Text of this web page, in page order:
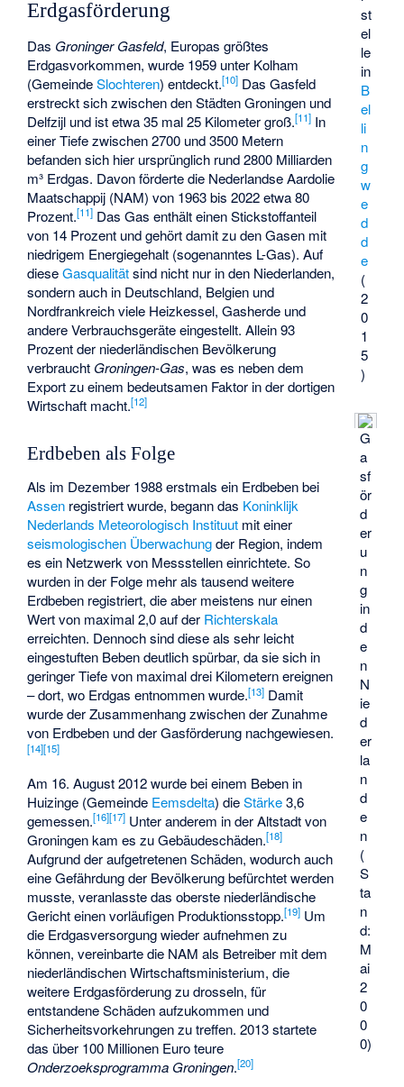
st
el
le
in
B
el
li
n
g
w
e
d
d
e
(
2
0
1
5
)
Erdgasförderung
G
a
sf
ör
d
er
u
n
g
in
d
e
n
N
ie
d
er
la
n
d
e
n
(
S
ta
n
d:
M
ai
2
0
0
0)
Das Groninger Gasfeld, Europas größtes
Erdgasvorkommen, wurde 1959 unter Kolham
(GemeindeSlochteren) entdeckt.[10] Das Gasfeld
erstreckt sich zwischen den Städten Groningen und
Delfzijl und ist etwa 35 mal 25 Kilometer groß.[11] In
einer Tiefe zwischen 2700 und 3500 Metern
befanden sich hier ursprünglich rund 2800 Milliarden
m³ Erdgas. Davon förderte die Nederlandse Aardolie
Maatschappij (NAM) von 1963 bis 2022 etwa 80
Prozent.[11] Das Gas enthält einen Stickstoffanteil
von 14 Prozent und gehört damit zu den Gasen mit
niedrigem Energiegehalt (sogenanntes L-Gas). Auf
dieseGasqualitätsind nicht nur in den Niederlanden,
sondern auch in Deutschland, Belgien und
Nordfrankreich viele Heizkessel, Gasherde und
andere Verbrauchsgeräte eingestellt. Allein 93
Prozent der niederländischen Bevölkerung
verbraucht Groningen-Gas, was es neben dem
Export zu einem bedeutsamen Faktor in der dortigen
Wirtschaft macht.[12]
Erdbeben als Folge
Als im Dezember 1988 erstmals ein Erdbeben bei
Assen registriert wurde, begann das Koninklijk
Nederlands Meteorologisch Instituut mit einer
seismologischen Überwachungder Region, indem
es ein Netzwerk von Messstellen einrichtete. So
wurden in der Folge mehr als tausend weitere
Erdbeben registriert, die aber meistens nur einen
Wert von maximal 2,0 auf der Richterskala
erreichten. Dennoch sind diese als sehr leicht
eingestuften Beben deutlich spürbar, da sie sich in
geringer Tiefe von maximal drei Kilometern ereignen
– dort, wo Erdgas entnommen wurde.[13] Damit
wurde der Zusammenhang zwischen der Zunahme
von Erdbeben und der Gasförderung nachgewiesen.
[14][15]
Am 16. August 2012 wurde bei einem Beben in
Huizinge (Gemeinde Eemsdelta) dieStärke3,6
gemessen.[16][17] Unter anderem in der Altstadt von
Groningen kam es zu Gebäudeschäden.[18]
Aufgrund der aufgetretenen Schäden, wodurch auch
eine Gefährdung der Bevölkerung befürchtet werden
musste, veranlasste das oberste niederländische
Gericht einen vorläufigen Produktionsstopp.[19] Um
die Erdgasversorgung wieder aufnehmen zu
können, vereinbarte die NAM als Betreiber mit dem
niederländischen Wirtschaftsministerium, die
weitere Erdgasförderung zu drosseln, für
entstandene Schäden aufzukommen und
Sicherheitsvorkehrungen zu treffen. 2013 startete
das über 100 Millionen Euro teure
Onderzoeksprogramma Groningen.[20]